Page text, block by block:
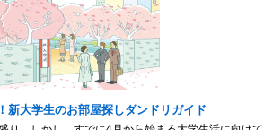
新大学生のお部屋探しダンドリガイド